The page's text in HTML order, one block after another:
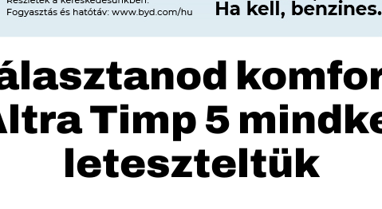
Timp 5
leteszteltük